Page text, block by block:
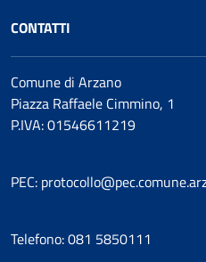
CONTATTI
Comune di Arzano
Piazza Raffaele Cimmino, 1
P.IVA: 01546611219
PEC:
Telefono: 081 5850111